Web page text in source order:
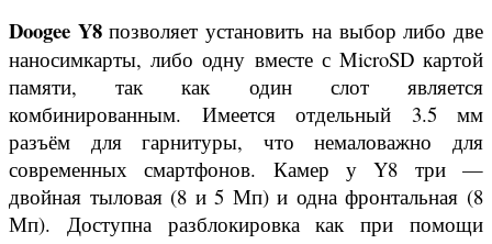
Doogee Y8позволяет установить на выбор либо две
наносимкарты, либо одну вместе с MicroSD картой
памяти, так как один слот является
комбинированным. Имеется отдельный 3.5 мм
разъём для гарнитуры, что немаловажно для
современных смартфонов. Камер у Y8 три —
двойная тыловая (8 и 5 Мп) и одна фронтальная (8
Мп). Доступна разблокировка как при помощи